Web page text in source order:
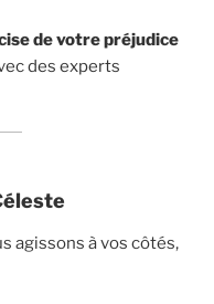
de votre préjudice
des experts
agissons à vos côtés,